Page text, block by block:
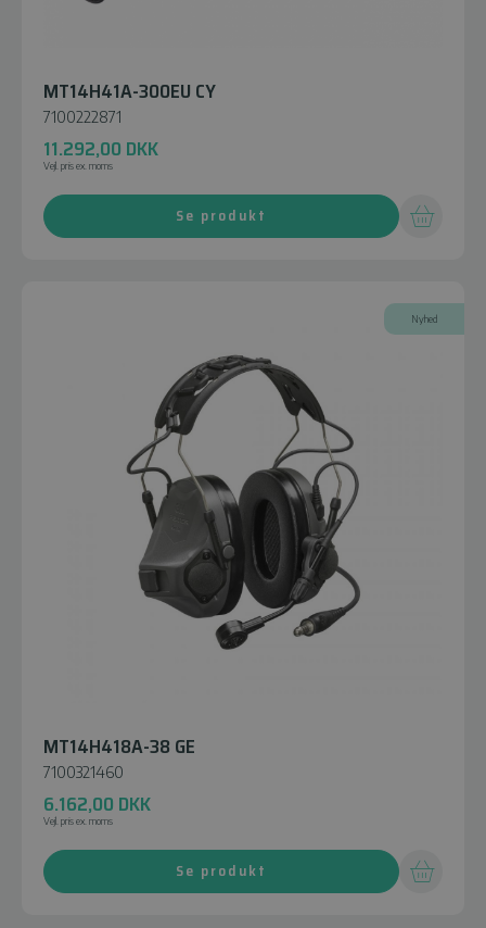
MT14H41A-300EU CY
7100222871
11.292,00 DKK
Vejl. pris ex. moms
Se produkt
Nyhed
MT14H418A-38 GE
7100321460
6.162,00 DKK
Vejl. pris ex. moms
Se produkt